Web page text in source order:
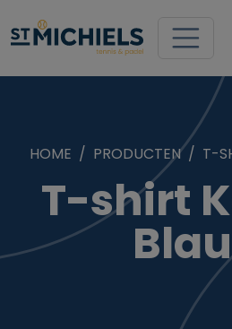
HOME PRODUCTEN T-
T-shirt